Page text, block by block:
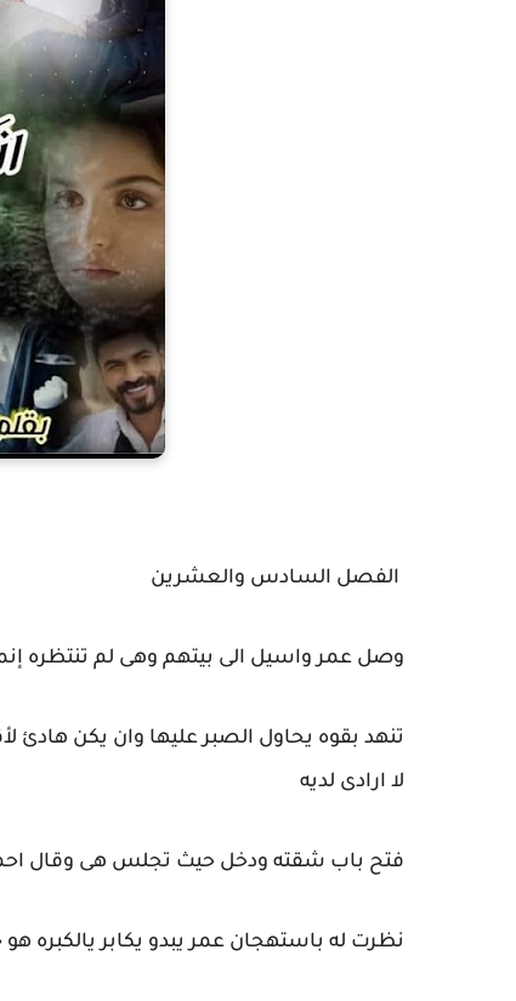
الفصل السادس والعشرين
وصل عمر واسيل الى بيتهم وهى لم تنتظره
تنهد بقوه يحاول الصبر عليها وان يكن
لا ارادى لديه
فتح باب شقته ودخل حيث تجلس هى وقال
نظرت له باستهجان عمر يبدو يكابر يالكبره هو